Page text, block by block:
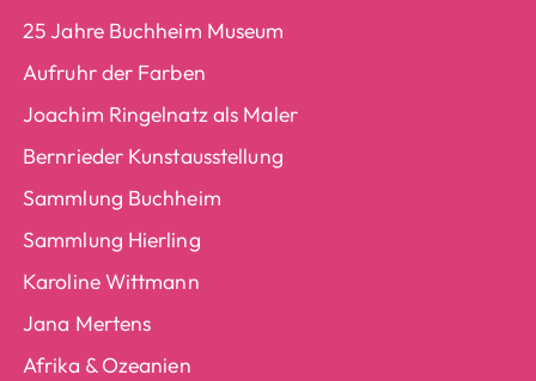
25 Jahre Buchheim Museum
Aufruhr der Farben
Joachim Ringelnatz als Maler
Bernrieder Kunstausstellung
Sammlung Buchheim
Sammlung Hierling
Karoline Wittmann
Jana Mertens
Afrika & Ozeanien